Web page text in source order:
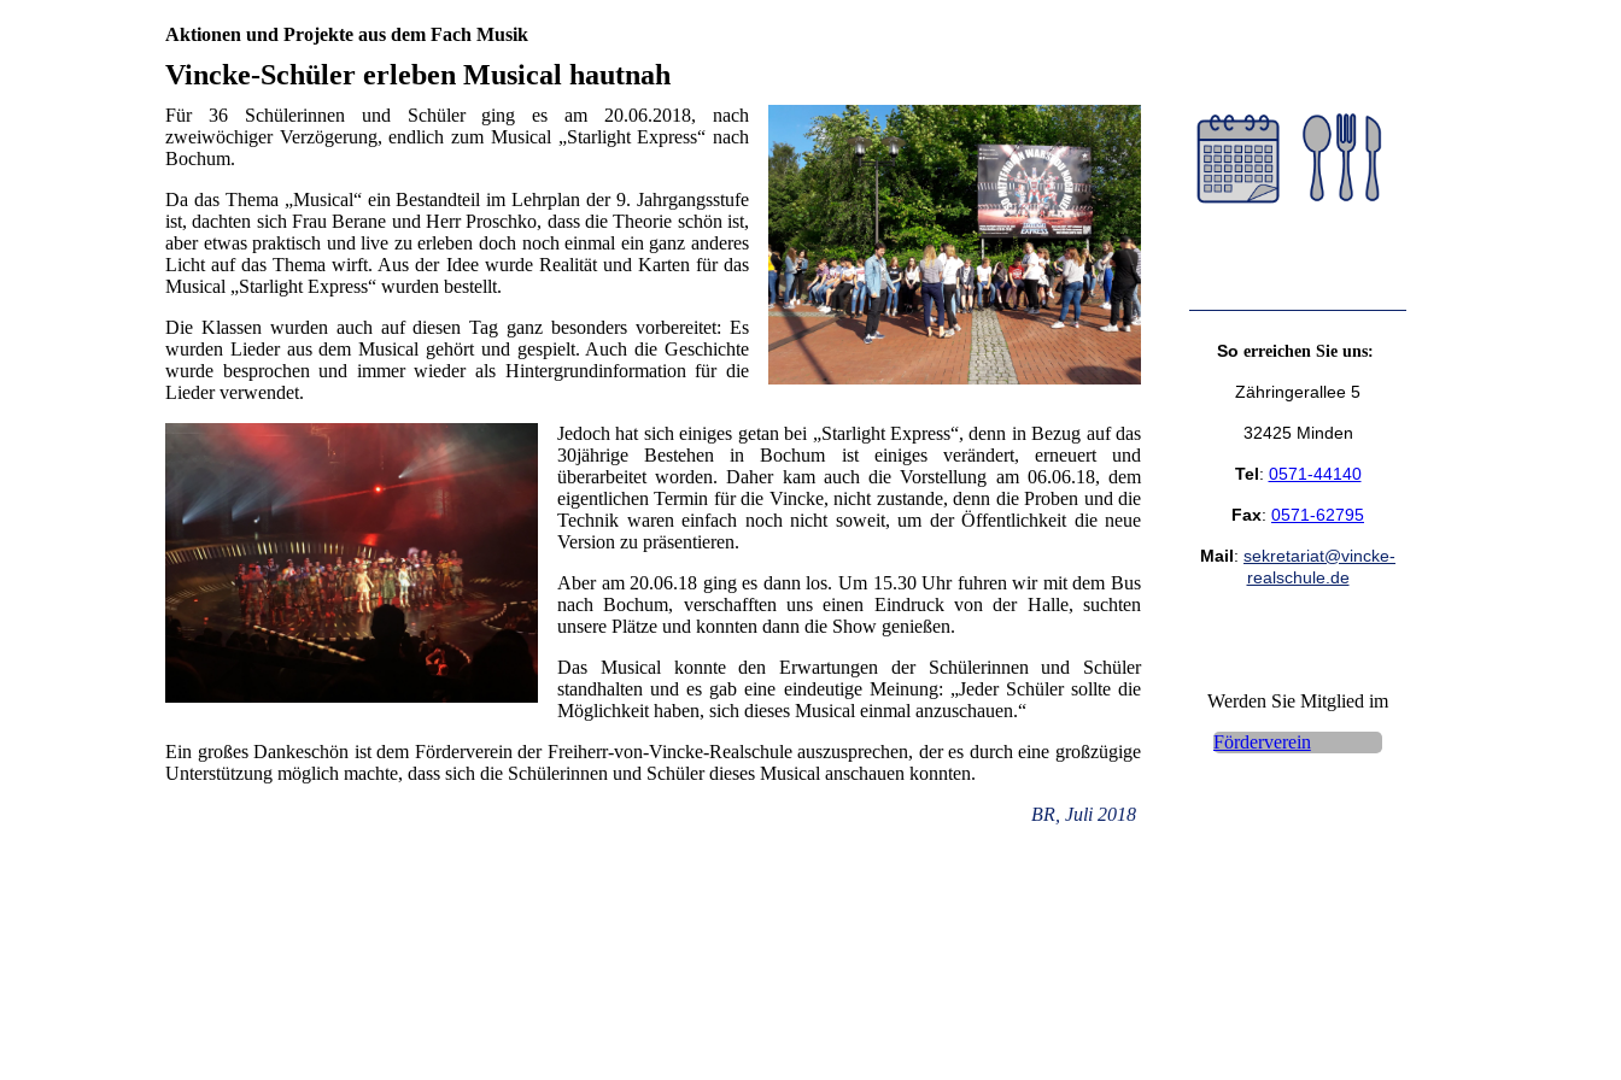
Aktionen und Projekte aus dem Fach Musik
Vincke-Schüler erleben Musical hautnah
Für 36 Schülerinnen und Schüler ging es am 20.06.2018, nach
zweiwöchiger Verzögerung, endlich zum Musical „Starlight Express“ nach
Bochum.
Da das Thema „Musical“ ein Bestandteil im Lehrplan der 9. Jahrgangsstufe
ist, dachten sich Frau Berane und Herr Proschko, dass die Theorie schön ist,
aber etwas praktisch und live zu erleben doch noch einmal ein ganz anderes
Licht auf das Thema wirft. Aus der Idee wurde Realität und Karten für das
Musical „Starlight Express“ wurden bestellt.
Die Klassen wurden auch auf diesen Tag ganz besonders vorbereitet: Es
wurden Lieder aus dem Musical gehört und gespielt. Auch die Geschichte
wurde besprochen und immer wieder als Hintergrundinformation für die
Lieder verwendet.
Jedoch hat sich einiges getan bei „Starlight Express“, denn in Bezug auf das
30jährige Bestehen in Bochum ist einiges verändert, erneuert und
überarbeitet worden. Daher kam auch die Vorstellung am 06.06.18, dem
eigentlichen Termin für die Vincke, nicht zustande, denn die Proben und die
Technik waren einfach noch nicht soweit, um der Öffentlichkeit die neue
Version zu präsentieren.
Aber am 20.06.18 ging es dann los. Um 15.30 Uhr fuhren wir mit dem Bus
nach Bochum, verschafften uns einen Eindruck von der Halle, suchten
unsere Plätze und konnten dann die Show genießen.
Das Musical konnte den Erwartungen der Schülerinnen und Schüler
standhalten und es gab eine eindeutige Meinung: „Jeder Schüler sollte die
Möglichkeit haben, sich dieses Musical einmal anzuschauen.“
Ein großes Dankeschön ist dem Förderverein der Freiherr-von-Vincke-Realschule auszusprechen, der es durch eine großzügige
Unterstützung möglich machte, dass sich die Schülerinnen und Schüler dieses Musical anschauen konnten.
BR, Juli 2018
So erreichen Sie uns:
Zähringerallee 5
32425 Minden
Tel: 0571-44140
Fax: 0571-62795
Mail: sekretariat@vincke-
realschule.de
Werden Sie Mitglied im
Förderverein